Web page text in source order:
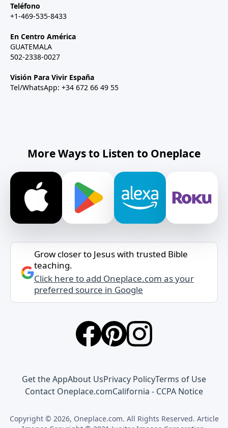
Teléfono
+1-469-535-8433
En Centro América
GUATEMALA
502-2338-0027
Visión Para Vivir España
Tel/WhatsApp: +34 672 66 49 55
More Ways to Listen to Oneplace
Grow closer to Jesus with trusted Bible
teaching.
Click here to add Oneplace.com as your
preferred source in Google
Get the AppAbout UsPrivacy PolicyTerms of Use
Contact Oneplace.comCalifornia - CCPA Notice
Copyright © 2026, Oneplace.com. All Rights Reserved. Article